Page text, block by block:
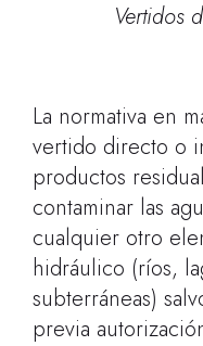
Vertidos
La normativa en
vertido directo o
productos
contaminar las
cualquier otro
hidráulico (ríos,
subterráneas)
previa